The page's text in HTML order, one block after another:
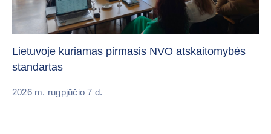
Lietuvoje kuriamas pirmasis NVO atskaitomybės
standartas
2026 m. rugpjūčio 7 d.